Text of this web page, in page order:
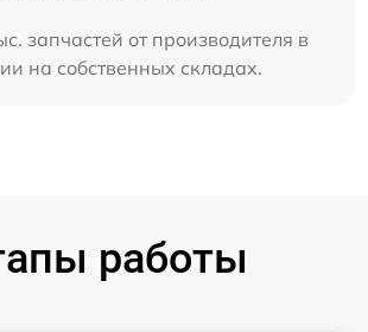
запчастей от производителя в
на собственных складах.
работы